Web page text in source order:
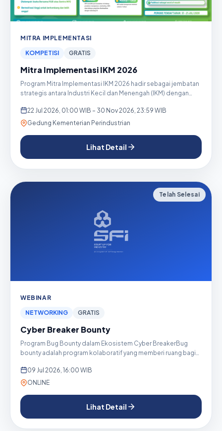
MITRA IMPLEMENTASI
KOMPETISI
GRATIS
Mitra Implementasi IKM 2026
Program Mitra Implementasi IKM 2026 hadir sebagai jembatan
strategis antara Industri Kecil dan Menengah (IKM) dengan
22 Jul 2026, 01:00 WIB – 30 Nov 2026, 23:59 WIB
Gedung Kementerian Perindustrian
Lihat Detail
Telah Selesai
WEBINAR
NETWORKING
GRATIS
Cyber Breaker Bounty
Program Bug Bounty dalam Ekosistem Cyber BreakerBug
bounty adalah program kolaboratif yang memberi ruang bagi
09 Jul 2026, 16:00 WIB
ONLINE
Lihat Detail